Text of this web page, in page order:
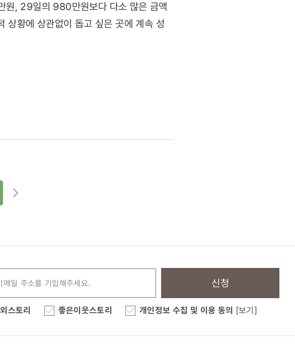
원, 29일의 980만원보다 다소 많은 금액
상황에 상관없이 돕고 싶은 곳에 계속 성
신청
스토리 좋은이웃스토리 개인정보 수집 및 이용 동의 [보기]